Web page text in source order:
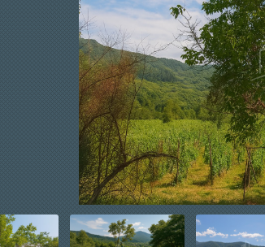
Абхазия